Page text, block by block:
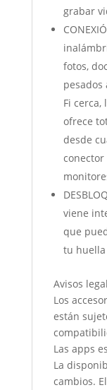
grabar
fotos,
pesados
Fi
ofrece
desde
conector
viene
que
tu
Avisos
Los
están
Las apps
La
cambios.